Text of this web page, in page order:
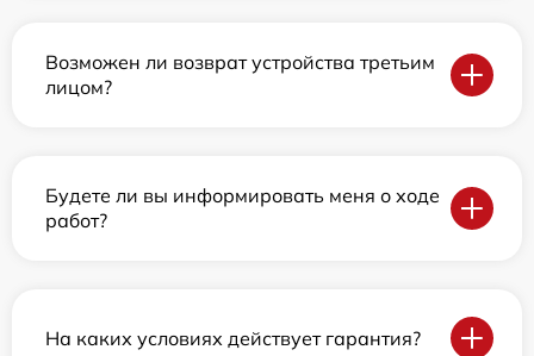
Возможен ли возврат устройства третьим
лицом?
Будете ли вы информировать меня о ходе
работ?
На каких условиях действует гарантия?